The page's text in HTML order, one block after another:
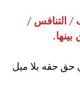
/ التنافس/
.
حق حقه بلا ميل